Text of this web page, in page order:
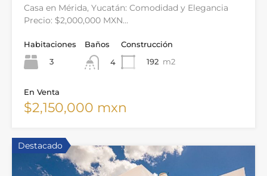
Casa en Mérida, Yucatán: Comodidad y Elegancia
Precio: $2,000,000 MXN…
Habitaciones
3
Baños
4
Construcción
192 m2
En Venta
$2,150,000 mxn
Destacado